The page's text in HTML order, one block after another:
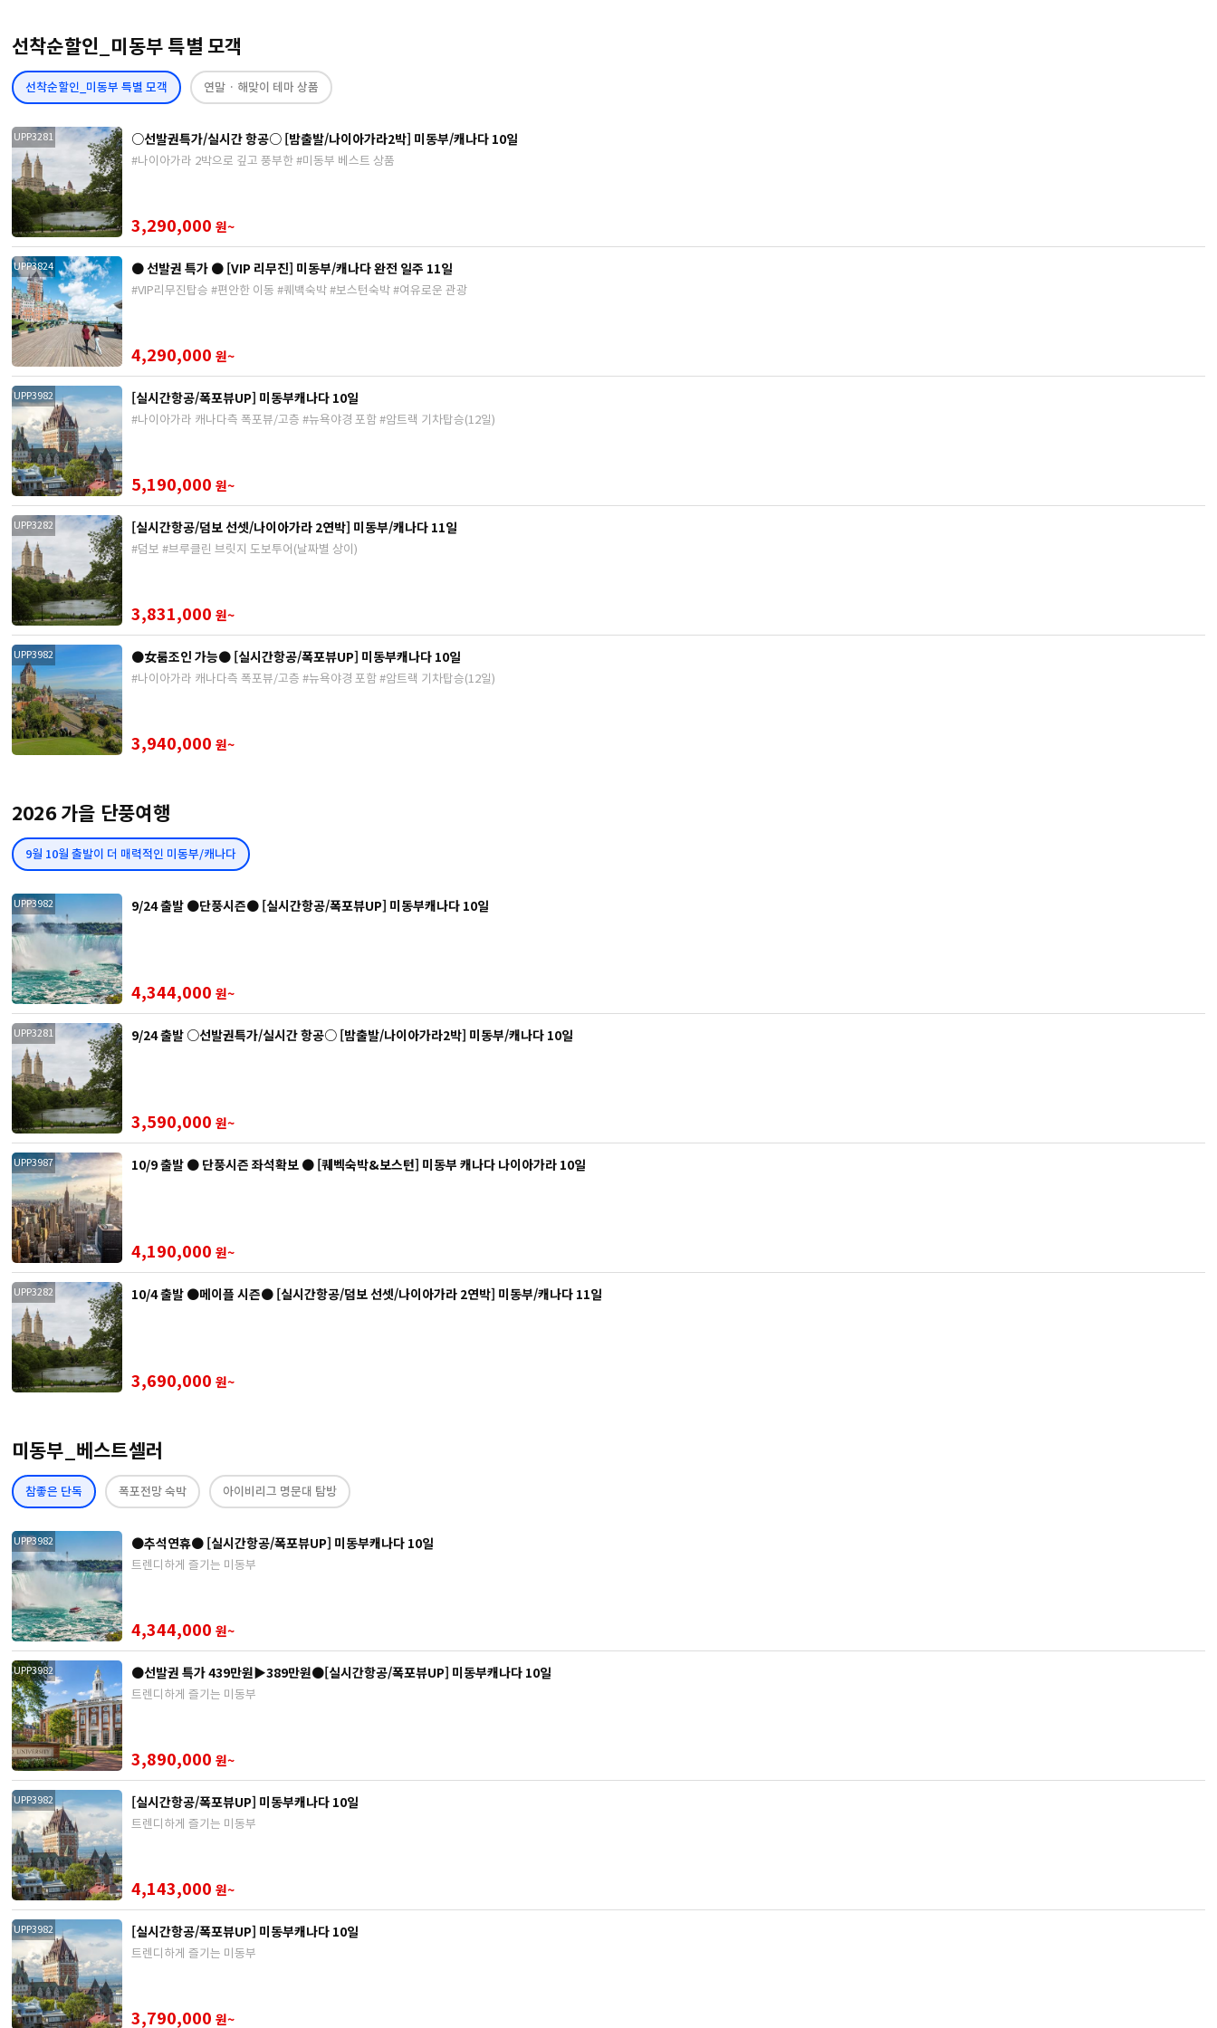
선착순할인_미동부 특별 모객
선착순할인_미동부 특별 모객 연말 · 해맞이 테마 상품
UPP3281 ○선발권특가/실시간 항공○ [밤출발/나이아가라2박] 미동부/캐나다 10일
#나이아가라 2박으로 깊고 풍부한 #미동부 베스트 상품
3,290,000 원~
UPP3824 ● 선발권 특가 ● [VIP 리무진] 미동부/캐나다 완전 일주 11일
#VIP리무진탑승 #편안한 이동 #퀘백숙박 #보스턴숙박 #여유로운 관광
4,290,000 원~
UPP3982 [실시간항공/폭포뷰UP] 미동부캐나다 10일
#나이아가라 캐나다측 폭포뷰/고층 #뉴욕야경 포함 #암트랙 기차탑승(12일)
5,190,000 원~
UPP3282 [실시간항공/덤보 선셋/나이아가라 2연박] 미동부/캐나다 11일
#덤보 #브루클린 브릿지 도보투어(날짜별 상이)
3,831,000 원~
UPP3982 ●女룸조인 가능● [실시간항공/폭포뷰UP] 미동부캐나다 10일
#나이아가라 캐나다측 폭포뷰/고층 #뉴욕야경 포함 #암트랙 기차탑승(12일)
3,940,000 원~
2026 가을 단풍여행
9월 10월 출발이 더 매력적인 미동부/캐나다
UPP3982 9/24 출발 ●단풍시즌● [실시간항공/폭포뷰UP] 미동부캐나다 10일
4,344,000 원~
UPP3281 9/24 출발 ○선발권특가/실시간 항공○ [밤출발/나이아가라2박] 미동부/캐나다 10일
3,590,000 원~
UPP3987 10/9 출발 ● 단풍시즌 좌석확보 ● [퀘벡숙박&보스턴] 미동부 캐나다 나이아가라 10일
4,190,000 원~
UPP3282 10/4 출발 ●메이플 시즌● [실시간항공/덤보 선셋/나이아가라 2연박] 미동부/캐나다 11일
3,690,000 원~
미동부_베스트셀러
참좋은 단독 폭포전망 숙박 아이비리그 명문대 탐방
UPP3982 ●추석연휴● [실시간항공/폭포뷰UP] 미동부캐나다 10일
트렌디하게 즐기는 미동부
4,344,000 원~
UPP3982 ●선발권 특가 439만원▶389만원●[실시간항공/폭포뷰UP] 미동부캐나다 10일
트렌디하게 즐기는 미동부
3,890,000 원~
UPP3982 [실시간항공/폭포뷰UP] 미동부캐나다 10일
트렌디하게 즐기는 미동부
4,143,000 원~
UPP3982 [실시간항공/폭포뷰UP] 미동부캐나다 10일
트렌디하게 즐기는 미동부
3,790,000 원~